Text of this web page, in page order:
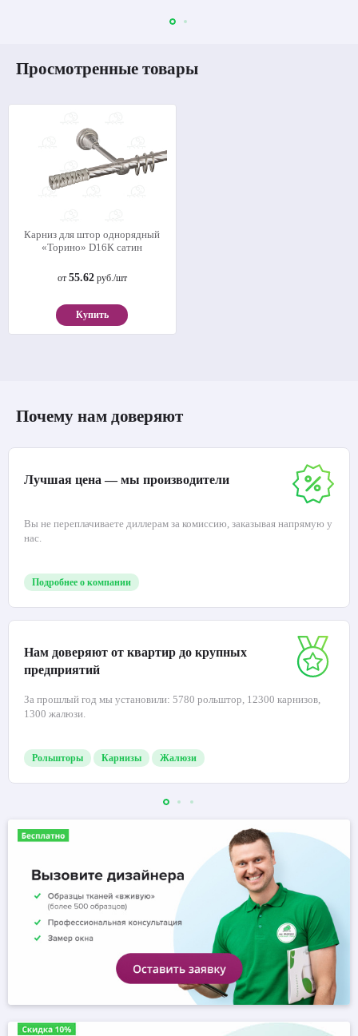
Просмотренные товары
Карниз для штор однорядный
«Торино» D16К сатин
от 55.62руб./шт
Купить
Почему нам доверяют
Лучшая цена — мы производители
Вы не переплачиваете диллерам за комиссию, заказывая напрямую у
нас.
Подробнее о компании
Нам доверяют от квартир до крупных
предприятий
За прошлый год мы установили: 5780 рольштор, 12300 карнизов,
1300 жалюзи.
Рольшторы Карнизы Жалюзи